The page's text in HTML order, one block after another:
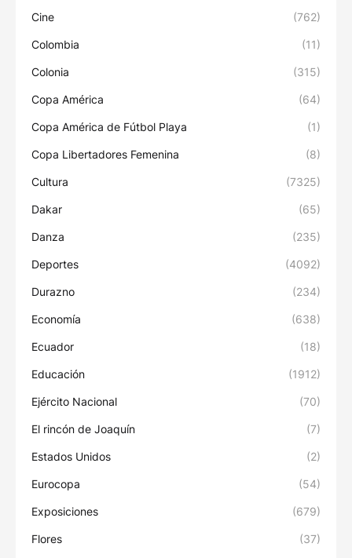
Cine (762)
Colombia (11)
Colonia (315)
Copa América (64)
Copa América de Fútbol Playa (1)
Copa Libertadores Femenina (8)
Cultura (7325)
Dakar (65)
Danza (235)
Deportes (4092)
Durazno (234)
Economía (638)
Ecuador (18)
Educación (1912)
Ejército Nacional (70)
El rincón de Joaquín (7)
Estados Unidos (2)
Eurocopa (54)
Exposiciones (679)
Flores (37)